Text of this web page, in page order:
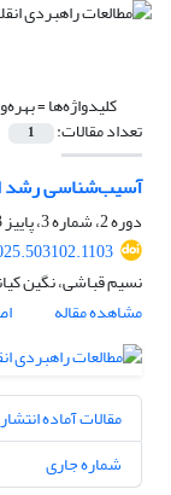
کلیدواژه‌ها =
تعداد مقالات: 1
آسیب‌شناسی رشد
دوره 2، شماره 3، پاییز 1403، صفحه
نسیم قباشی، نگین
مشاهده مقاله
مقالات آماده انتشار
شماره جاری